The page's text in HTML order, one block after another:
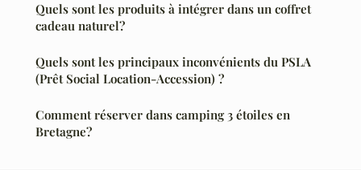
Quels sont les produits à intégrer dans un coffret
cadeau naturel?
Quels sont les principaux inconvénients du PSLA
(Prêt Social Location-Accession) ?
Comment réserver dans camping 3 étoiles en
Bretagne?